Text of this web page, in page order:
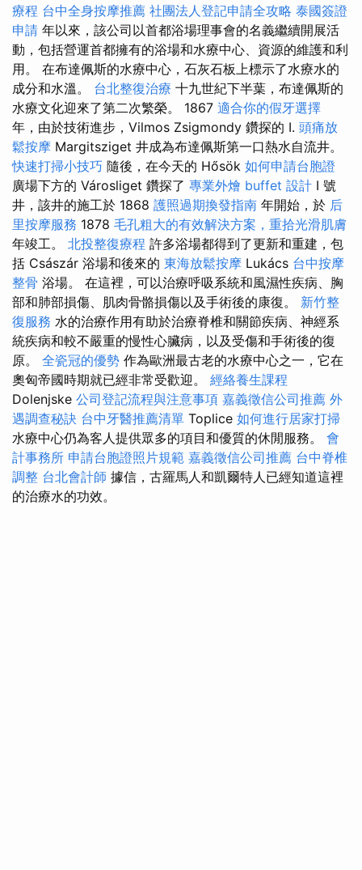
療程 台中全身按摩推薦 社團法人登記申請全攻略 泰國簽證
申請 年以來，該公司以首都浴場理事會的名義繼續開展活
動，包括營運首都擁有的浴場和水療中心、資源的維護和利
用。 在布達佩斯的水療中心，石灰石板上標示了水療水的
成分和水溫。 台北整復治療 十九世紀下半葉，布達佩斯的
水療文化迎來了第二次繁榮。 1867 適合你的假牙選擇
年，由於技術進步，Vilmos Zsigmondy 鑽探的 I. 頭痛放
鬆按摩 Margitsziget 井成為布達佩斯第一口熱水自流井。
快速打掃小技巧 隨後，在今天的 Hősök 如何申請台胞證
廣場下方的 Városliget 鑽探了 專業外燴 buffet 設計 I 號
井，該井的施工於 1868 護照過期換發指南 年開始，於 后
里按摩服務 1878 毛孔粗大的有效解決方案，重拾光滑肌膚
年竣工。 北投整復療程 許多浴場都得到了更新和重建，包
括 Császár 浴場和後來的 東海放鬆按摩 Lukács 台中按摩
整骨 浴場。 在這裡，可以治療呼吸系統和風濕性疾病、胸
部和肺部損傷、肌肉骨骼損傷以及手術後的康復。 新竹整
復服務 水的治療作用有助於治療脊椎和關節疾病、神經系
統疾病和較不嚴重的慢性心臟病，以及受傷和手術後的復
原。 全瓷冠的優勢 作為歐洲最古老的水療中心之一，它在
奧匈帝國時期就已經非常受歡迎。 經絡養生課程
Dolenjske 公司登記流程與注意事項 嘉義徵信公司推薦 外
遇調查秘訣 台中牙醫推薦清單 Toplice 如何進行居家打掃
水療中心仍為客人提供眾多的項目和優質的休閒服務。 會
計事務所 申請台胞證照片規範 嘉義徵信公司推薦 台中脊椎
調整 台北會計師 據信，古羅馬人和凱爾特人已經知道這裡
的治療水的功效。